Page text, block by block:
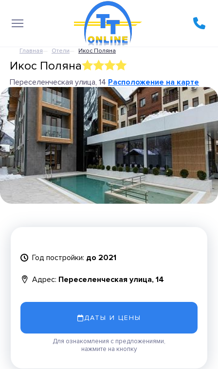
Главная Отели Икос Поляна
Икос Поляна
Переселенческая улица, 14 Расположение на карте
Год постройки: до 2021
Адрес: Переселенческая улица, 14
ДАТЫ И ЦЕНЫ
Для ознакомления с предложениями,
нажмите на кнопку